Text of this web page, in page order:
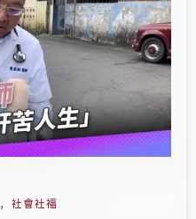
, 社會社福